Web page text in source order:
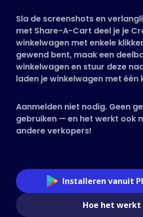
Ondersteunde
Veelgestelde
Handleidingen
Nederlands
Sla de screenshots en
met Share-A-Cart deel je je
winkelwagen met enkele
gewend bent, maak een
winkelwagen en stuur deze
laden je winkelwagen met één
Aanmelden niet nodig. Geen
gebruiken — en het werkt ook
andere verkopers!
Installeren vanuit
Hoe het werkt